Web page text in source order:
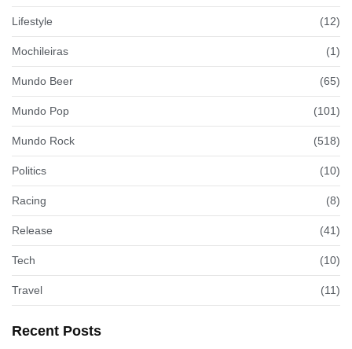
Lifestyle (12)
Mochileiras (1)
Mundo Beer (65)
Mundo Pop (101)
Mundo Rock (518)
Politics (10)
Racing (8)
Release (41)
Tech (10)
Travel (11)
Recent Posts